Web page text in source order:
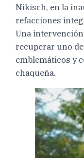
Nikisch, en la
refacciones
Una
recuperar uno
emblemáticos y
chaqueña.